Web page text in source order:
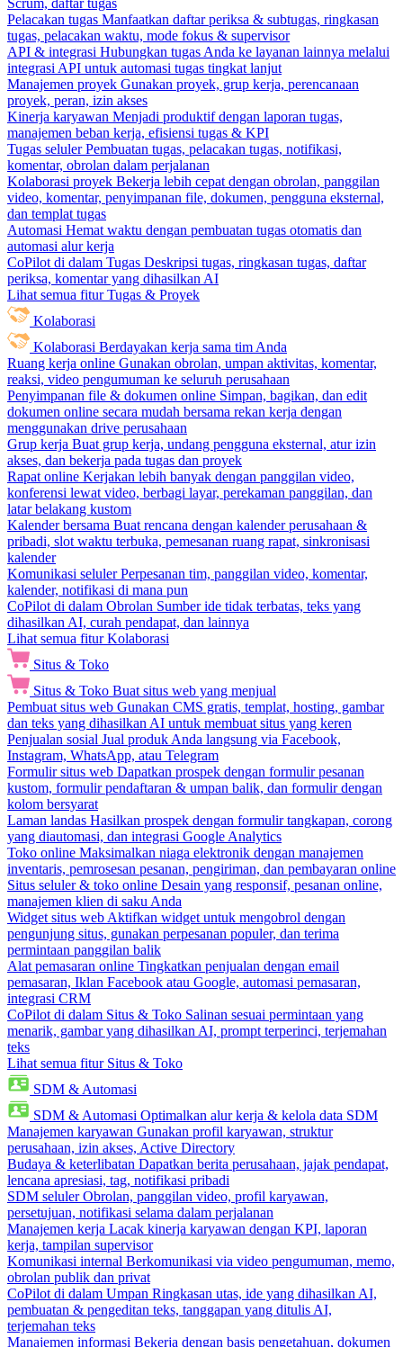
Scrum, daftar tugas
Pelacakan tugas Manfaatkan daftar periksa & subtugas, ringkasan
tugas, pelacakan waktu, mode fokus & supervisor
API & integrasi Hubungkan tugas Anda ke layanan lainnya melalui
integrasi API untuk automasi tugas tingkat lanjut
Manajemen proyek Gunakan proyek, grup kerja, perencanaan
proyek, peran, izin akses
Kinerja karyawan Menjadi produktif dengan laporan tugas,
manajemen beban kerja, efisiensi tugas & KPI
Tugas seluler Pembuatan tugas, pelacakan tugas, notifikasi,
komentar, obrolan dalam perjalanan
Kolaborasi proyek Bekerja lebih cepat dengan obrolan, panggilan
video, komentar, penyimpanan file, dokumen, pengguna eksternal,
dan templat tugas
Automasi Hemat waktu dengan pembuatan tugas otomatis dan
automasi alur kerja
CoPilot di dalam Tugas Deskripsi tugas, ringkasan tugas, daftar
periksa, komentar yang dihasilkan AI
Lihat semua fitur Tugas & Proyek
Kolaborasi
Kolaborasi Berdayakan kerja sama tim Anda
Ruang kerja online Gunakan obrolan, umpan aktivitas, komentar,
reaksi, video pengumuman ke seluruh perusahaan
Penyimpanan file & dokumen online Simpan, bagikan, dan edit
dokumen online secara mudah bersama rekan kerja dengan
menggunakan drive perusahaan
Grup kerja Buat grup kerja, undang pengguna eksternal, atur izin
akses, dan bekerja pada tugas dan proyek
Rapat online Kerjakan lebih banyak dengan panggilan video,
konferensi lewat video, berbagi layar, perekaman panggilan, dan
latar belakang kustom
Kalender bersama Buat rencana dengan kalender perusahaan &
pribadi, slot waktu terbuka, pemesanan ruang rapat, sinkronisasi
kalender
Komunikasi seluler Perpesanan tim, panggilan video, komentar,
kalender, notifikasi di mana pun
CoPilot di dalam Obrolan Sumber ide tidak terbatas, teks yang
dihasilkan AI, curah pendapat, dan lainnya
Lihat semua fitur Kolaborasi
Situs & Toko
Situs & Toko Buat situs web yang menjual
Pembuat situs web Gunakan CMS gratis, templat, hosting, gambar
dan teks yang dihasilkan AI untuk membuat situs yang keren
Penjualan sosial Jual produk Anda langsung via Facebook,
Instagram, WhatsApp, atau Telegram
Formulir situs web Dapatkan prospek dengan formulir pesanan
kustom, formulir pendaftaran & umpan balik, dan formulir dengan
kolom bersyarat
Laman landas Hasilkan prospek dengan formulir tangkapan, corong
yang diautomasi, dan integrasi Google Analytics
Toko online Maksimalkan niaga elektronik dengan manajemen
inventaris, pemrosesan pesanan, pengiriman, dan pembayaran online
Situs seluler & toko online Desain yang responsif, pesanan online,
manajemen klien di saku Anda
Widget situs web Aktifkan widget untuk mengobrol dengan
pengunjung situs, gunakan perpesanan populer, dan terima
permintaan panggilan balik
Alat pemasaran online Tingkatkan penjualan dengan email
pemasaran, Iklan Facebook atau Google, automasi pemasaran,
integrasi CRM
CoPilot di dalam Situs & Toko Salinan sesuai permintaan yang
menarik, gambar yang dihasilkan AI, prompt terperinci, terjemahan
teks
Lihat semua fitur Situs & Toko
SDM & Automasi
SDM & Automasi Optimalkan alur kerja & kelola data SDM
Manajemen karyawan Gunakan profil karyawan, struktur
perusahaan, izin akses, Active Directory
Budaya & keterlibatan Dapatkan berita perusahaan, jajak pendapat,
lencana apresiasi, tag, notifikasi pribadi
SDM seluler Obrolan, panggilan video, profil karyawan,
persetujuan, notifikasi selama dalam perjalanan
Manajemen kerja Lacak kinerja karyawan dengan KPI, laporan
kerja, tampilan supervisor
Komunikasi internal Berkomunikasi via video pengumuman, memo,
obrolan publik dan privat
CoPilot di dalam Umpan Ringkasan utas, ide yang dihasilkan AI,
pembuatan & pengeditan teks, tanggapan yang ditulis AI,
terjemahan teks
Manajemen informasi Bekerja dengan basis pengetahuan, dokumen